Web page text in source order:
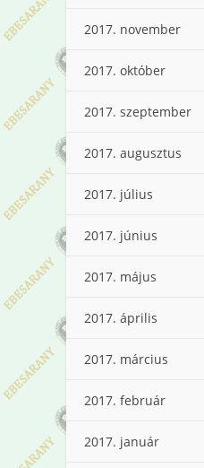
2017. november
2017. október
2017. szeptember
2017. augusztus
2017. július
2017. június
2017. május
2017. április
2017. március
2017. február
2017. január